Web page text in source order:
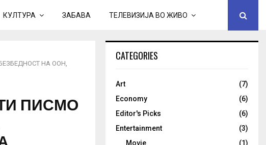
КУЛТУРА ЗАБАВА ТЕЛЕВИЗИЈА ВО ЖИВО
НА ООН,
ПИСМО
CATEGORIES
Art
(7)
Economy
(6)
Editor's Picks
(6)
Entertainment
(3)
Movie
(1)